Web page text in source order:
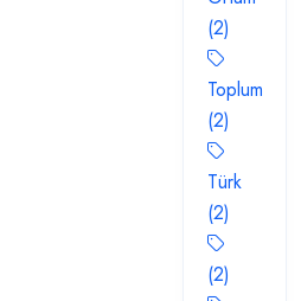
(2)
Toplum
(2)
Türk
(2)
(2)